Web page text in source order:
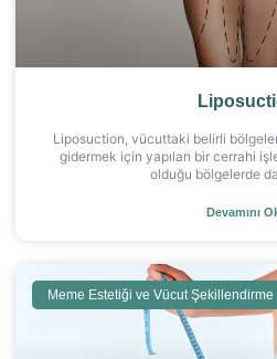
Liposuction, vücuttaki belirli
gidermek için yapılan bir cerrahi
olduğu bölgelerde
Devamını
Meme Estetiği ve Vücut Şekillendirme